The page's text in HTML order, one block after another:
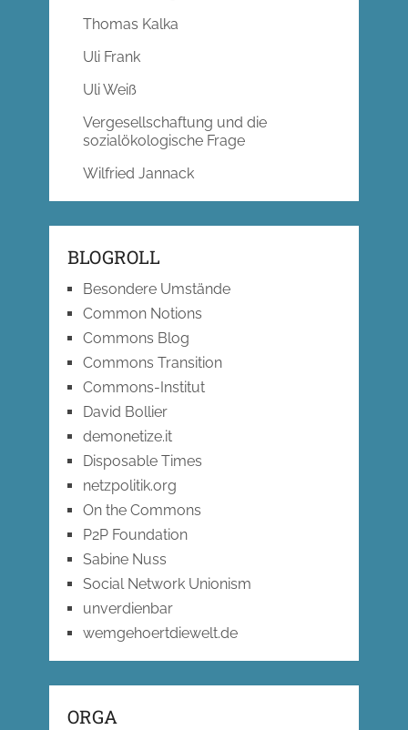
Thomas Kalka
Uli Frank
Uli Weiß
Vergesellschaftung und die
sozialökologische Frage
Wilfried Jannack
BLOGROLL
Besondere Umstände
Common Notions
Commons Blog
Commons Transition
Commons-Institut
David Bollier
demonetize.it
Disposable Times
netzpolitik.org
On the Commons
P2P Foundation
Sabine Nuss
Social Network Unionism
unverdienbar
wemgehoertdiewelt.de
ORGA